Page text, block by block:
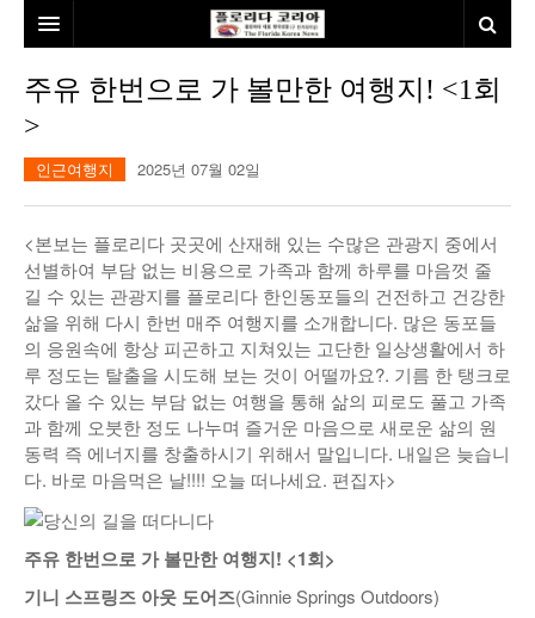
뉴스
미국
발행인칼럼
김명열칼럼
이명덕칼럼
김선옥칼럼
김원동칼럼
건강
본보특집
100인선/독자광장
100인선
독자광장
여행
인근여행지
놀이공원
낚시/비치
골프
인터뷰/탐방
주유 한번으로 가 볼만한 여행지! <1회
>
인근여행지 2025년 07월 02일
<본보는 플로리다 곳곳에 산재해 있는 수많은 관광지 중에서
선별하여 부담 없는 비용으로 가족과 함께 하루를 마음껏 줄
길 수 있는 관광지를 플로리다 한인동포들의 건전하고 건강한
삶을 위해 다시 한번 매주 여행지를 소개합니다. 많은 동포들
의 응원속에 항상 피곤하고 지쳐있는 고단한 일상생활에서 하
루 정도는 탈출을 시도해 보는 것이 어떨까요?. 기름 한 탱크로
갔다 올 수 있는 부담 없는 여행을 통해 삶의 피로도 풀고 가족
과 함께 오붓한 정도 나누며 즐거운 마음으로 새로운 삶의 원
동력 즉 에너지를 창출하시기 위해서 말입니다. 내일은 늦습니
다. 바로 마음먹은 날!!!! 오늘 떠나세요. 편집자>
주유 한번으로 가 볼만한 여행지! <1회>
기니 스프링즈 아웃 도어즈(Ginnie Springs Outdoors)